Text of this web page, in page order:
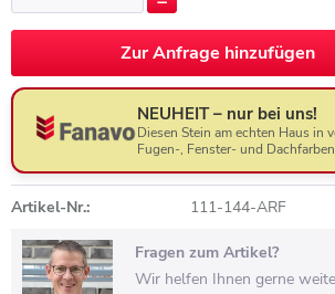
ZurAnfrage hinzufügen
NEUHEIT – nur bei uns!
Diesen Stein am echten Haus in
Fugen-, Fenster- und
Artikel-Nr.: 111-144-ARF
Fragen zum Artikel?
Wir helfen Ihnen gerne